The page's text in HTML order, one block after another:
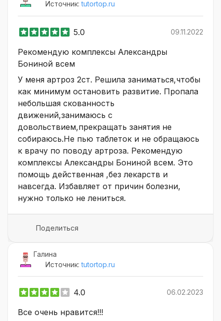
Источник:tutortop.ru
5.0 09.11.2022
Рекомендую комплексы Александры
Бониной всем
У меня артроз 2ст. Решила заниматься,чтобы
как минимум остановить развитие. Пропала
небольшая скованность
движений,занимаюсь с
довольствием,прекращать занятия не
собираюсь.Не пью таблеток и не обращаюсь
к врачу по поводу артроза. Рекомендую
комплексы Александры Бониной всем. Это
помощь действенная ,без лекарств и
навсегда. Избавляет от причин болезни,
нужно только не лениться.
Поделиться
Галина
Источник:tutortop.ru
4.0 06.02.2023
Все очень нравится!!!